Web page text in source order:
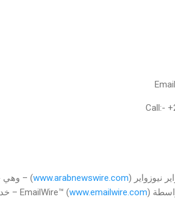
Call:-
نيوزواير (www.arabnewswire.com) – وهي
www.emailwire.com
) –